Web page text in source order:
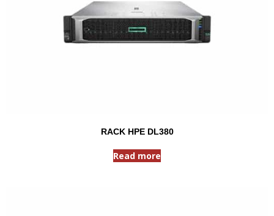
RACK HPE DL380
Read more